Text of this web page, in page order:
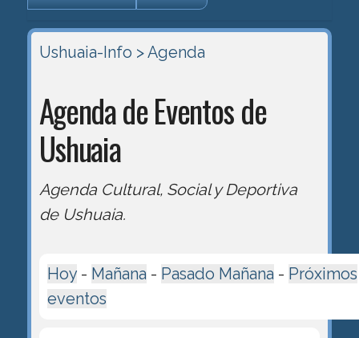
Ushuaia-Info > Agenda
Agenda de Eventos de
Ushuaia
Agenda Cultural, Social y Deportiva
de Ushuaia.
Hoy- Mañana - Pasado Mañana - Próximos
eventos